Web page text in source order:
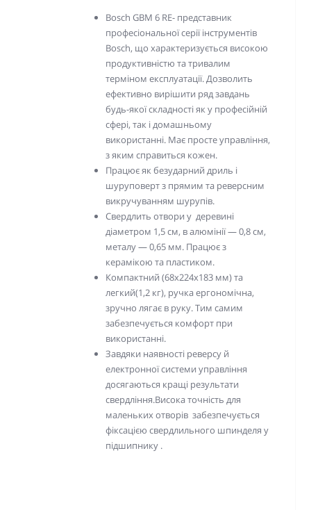
Bosch GBM 6 RE- представник
професіональної серії інструментів
Bosch, що характеризується високою
продуктивністю та тривалим
терміном експлуатації. Дозволить
ефективно вирішити ряд завдань
будь-якої складності як у професійній
сфері, так і домашньому
використанні. Має просте управління,
з яким справиться кожен.
Працює як безударний дриль і
шуруповерт з прямим та реверсним
викручуванням шурупів.
Свердлить отвори у деревині
діаметром 1,5 см, в алюмінії — 0,8 см,
металу — 0,65 мм. Працює з
керамікою та пластиком.
Компактний (68х224х183 мм) та
легкий(1,2 кг), ручка ергономічна,
зручно лягає в руку. Тим самим
забезпечується комфорт при
використанні.
Завдяки наявності реверсу й
електронної системи управління
досягаються кращі результати
свердління.Висока точність для
маленьких отворів забезпечується
фіксацією свердлильного шпинделя у
підшипнику .